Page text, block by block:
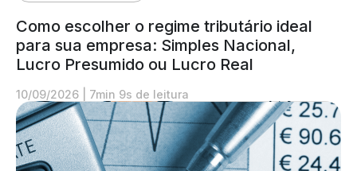
Como escolher o regime tributário ideal
para sua empresa: Simples Nacional,
Lucro Presumido ou Lucro Real
10/09/2026 7min 9s de leitura